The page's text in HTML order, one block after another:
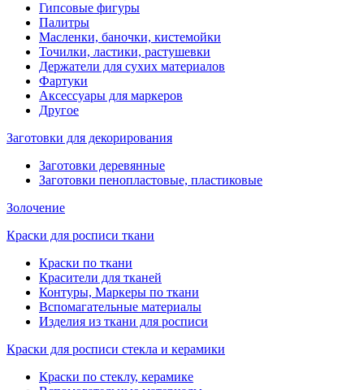
Гипсовые фигуры
Палитры
Масленки, баночки, кистемойки
Точилки, ластики, растушевки
Держатели для сухих материалов
Фартуки
Аксессуары для маркеров
Другое
Заготовки для декорирования
Заготовки деревянные
Заготовки пенопластовые, пластиковые
Золочение
Краски для росписи ткани
Краски по ткани
Красители для тканей
Контуры, Маркеры по ткани
Вспомагательные материалы
Изделия из ткани для росписи
Краски для росписи стекла и керамики
Краски по стеклу, керамике